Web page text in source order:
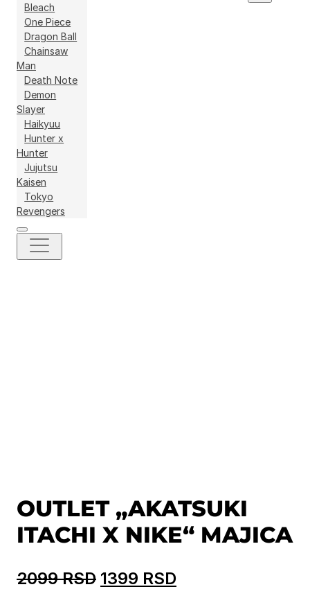
Bleach
One Piece
Dragon Ball
Chainsaw
Man
Death Note
Demon
Slayer
Haikyuu
Hunter x
Hunter
Jujutsu
Kaisen
Tokyo
Revengers
OUTLET „AKATSUKI
ITACHI X NIKE“ MAJICA
2099RSD Originalna
1399 RSD